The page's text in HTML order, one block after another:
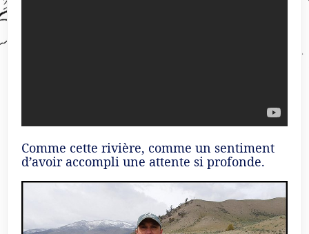
Comme cette rivière, comme un sentiment
d’avoir accompli une attente si profonde.